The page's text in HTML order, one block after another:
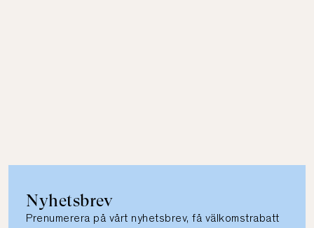
Nyhetsbrev
Prenumerera på vårt nyhetsbrev, få välkomstrabatt